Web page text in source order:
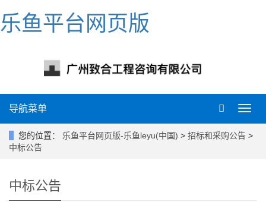
乐鱼平台网页版
导
菜
导航菜单
您的位置： 乐鱼平台网页版-乐鱼leyu(中国) > 招标和采购公告 >
中标公告
中标公告